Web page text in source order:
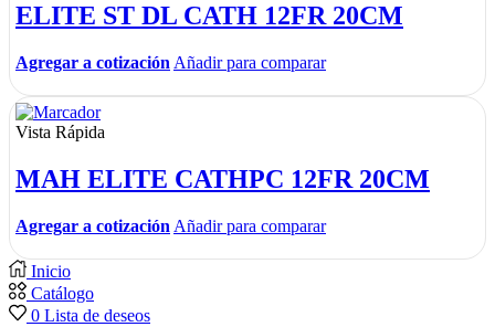
ELITE ST DL CATH 12FR 20CM
Agregar a cotización Añadir para comparar
Vista Rápida
MAH ELITE CATHPC 12FR 20CM
Agregar a cotización Añadir para comparar
Inicio
Catálogo
0 Lista de deseos